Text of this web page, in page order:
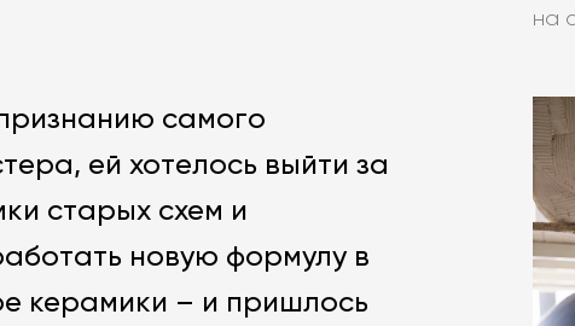
на
самого
ей хотелось выйти за
старых схем и
новую формулу в
керамики – и пришлось